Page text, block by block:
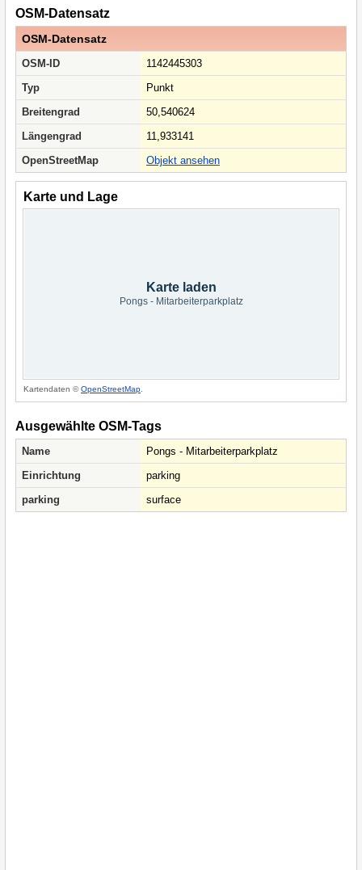
OSM-Datensatz
OSM-Datensatz
OSM-ID
1142445303
Typ
Punkt
Breitengrad
50,540624
Längengrad
11,933141
OpenStreetMap
Objekt ansehen
Karte und Lage
Karte laden
Pongs - Mitarbeiterparkplatz
Kartendaten ©OpenStreetMap
Ausgewählte OSM-Tags
Name
Pongs - Mitarbeiterparkplatz
Einrichtung
parking
parking
surface